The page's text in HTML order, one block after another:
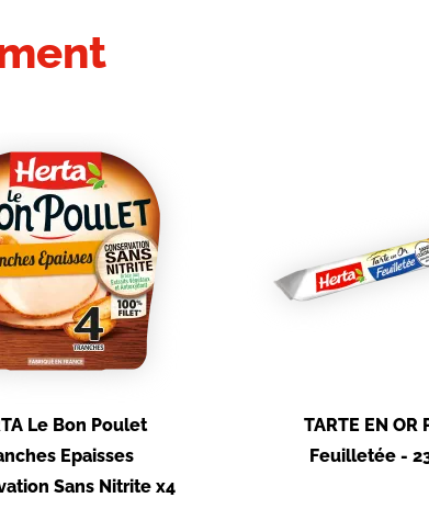
Le Bon Poulet
Epaisses
Sans Nitrite x4
TARTE EN OR
Feuilletée -